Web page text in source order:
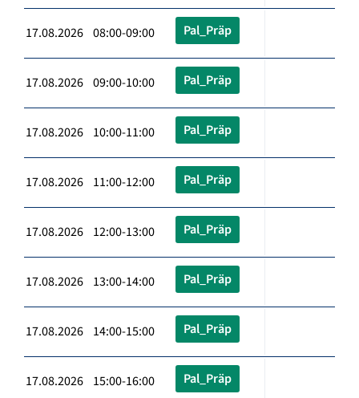
17.08.2026 08:00-09:00 Pal_Präp
17.08.2026 09:00-10:00 Pal_Präp
17.08.2026 10:00-11:00 Pal_Präp
17.08.2026 11:00-12:00 Pal_Präp
17.08.2026 12:00-13:00 Pal_Präp
17.08.2026 13:00-14:00 Pal_Präp
17.08.2026 14:00-15:00 Pal_Präp
17.08.2026 15:00-16:00 Pal_Präp